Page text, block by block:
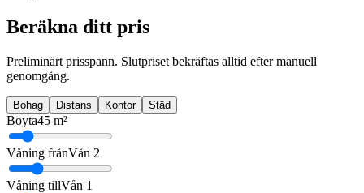
Beräkna ditt pris
Preliminärt prisspann. Slutpriset bekräftas alltid efter manuell
genomgång.
Bohag Distans Kontor Städ
Boyta45 m²
Våning frånVån 2
Våning tillVån 1